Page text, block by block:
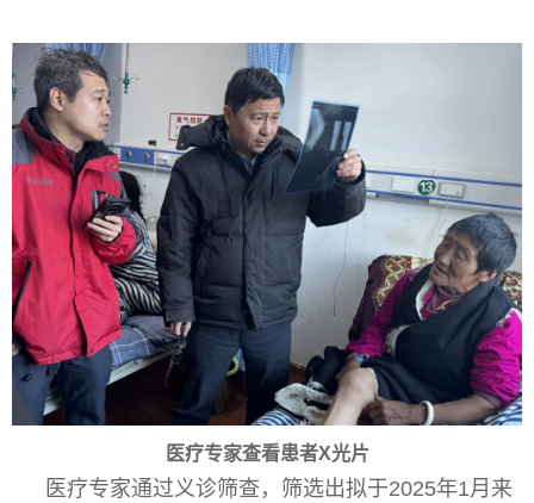
医疗专家查看患者X光片
医疗专家通过义诊筛查，筛选出拟于2025年1月来